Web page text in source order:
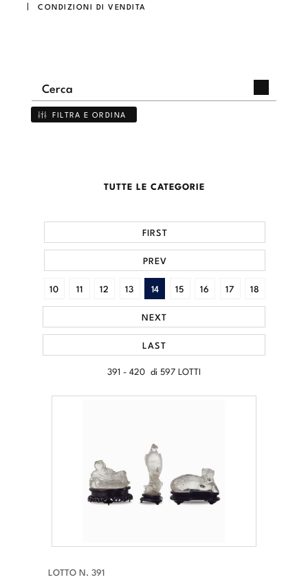
CONDIZIONI DI VENDITA
FILTRA E ORDINA
TUTTE LE CATEGORIE
391 - 420 di 597 LOTTI
FIRST
PREV
10 11 12 13 14 15 16 17 18
NEXT
LAST
LOTTO N. 391